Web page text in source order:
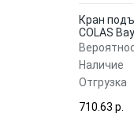
Кран
COLAS
Наличие
Отгрузка
710.63 p.